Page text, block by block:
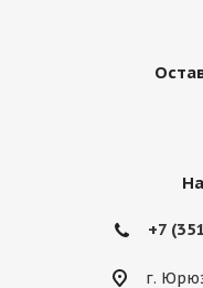
+7
г.